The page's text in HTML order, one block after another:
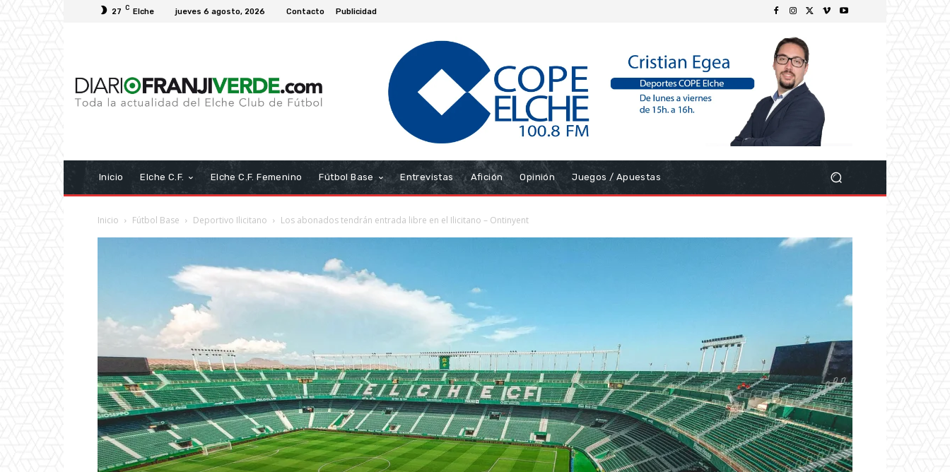
27 C Elche jueves 6 agosto, 2026 Contacto Publicidad
Inicio Elche C.F. Elche C.F. Femenino Fútbol Base Entrevistas Afición Opinión Juegos / Apuestas
Inicio Fútbol Base Deportivo Ilicitano Los abonados tendrán entrada libre en el Ilicitano – Ontinyent